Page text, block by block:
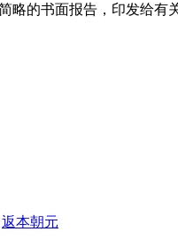
略的书面报告，印发给
返本朝元